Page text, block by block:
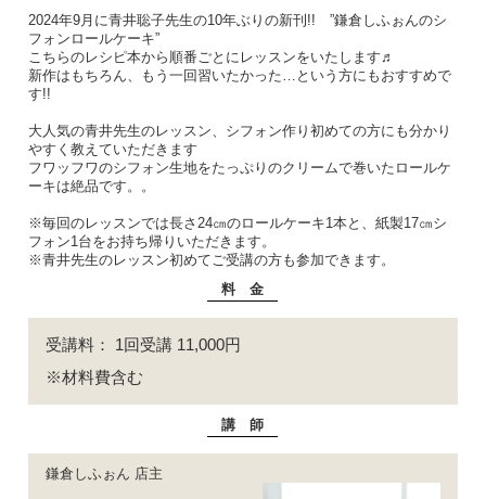
2024年9月に青井聡子先生の10年ぶりの新刊!! ”鎌倉しふぉんのシ
フォンロールケーキ”
こちらのレシピ本から順番ごとにレッスンをいたします♬
新作はもちろん、もう一回習いたかった…という方にもおすすめで
す!!
大人気の青井先生のレッスン、シフォン作り初めての方にも分かり
やすく教えていただきます
フワッフワのシフォン生地をたっぷりのクリームで巻いたロールケ
ーキは絶品です。。
※毎回のレッスンでは長さ24㎝のロールケーキ1本と、紙製17㎝シ
フォン1台をお持ち帰りいただきます。
※青井先生のレッスン初めてご受講の方も参加できます。
料 金
受講料： 1回受講 11,000円
※材料費含む
講 師
鎌倉しふぉん 店主